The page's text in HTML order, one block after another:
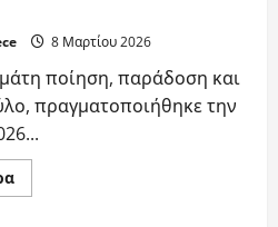
8 Μαρτίου 2026
ποίηση, παράδοση και
πραγματοποιήθηκε την
Read
more